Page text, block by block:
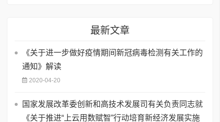
最新文章
《关于进一步做好疫情期间新冠病毒检测有关工作的
通知》解读
2020-04-20
国家发展改革委创新和高技术发展司有关负责同志就
《关于推进“上云用数赋智”行动培育新经济发展实施